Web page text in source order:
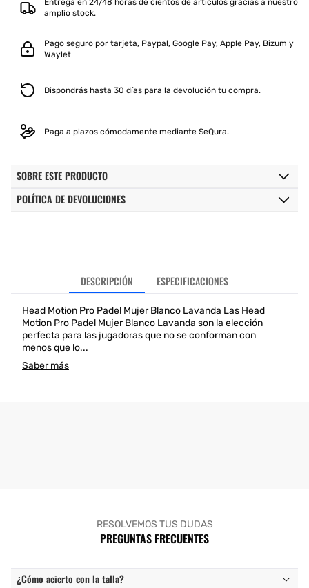
LAVANDA
LAVANDA
Entrega en 24/48 horas de cientos de artículos gracias a nuestro
amplio stock.
Pago seguro por tarjeta, Paypal, Google Pay, Apple Pay, Bizum y
Waylet
Dispondrás hasta 30 días para la devolución tu compra.
Paga a plazos cómodamente mediante SeQura.
SOBRE ESTE PRODUCTO
POLÍTICA DE DEVOLUCIONES
DESCRIPCIÓN ESPECIFICACIONES
Head Motion Pro Padel Mujer Blanco Lavanda Las Head
Motion Pro Padel Mujer Blanco Lavanda son la elección
perfecta para las jugadoras que no se conforman con
menos que lo...
Saber más
RESOLVEMOS TUS DUDAS
PREGUNTAS FRECUENTES
¿Cómo acierto con la talla?